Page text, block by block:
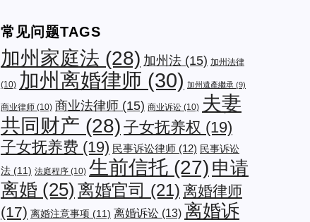
常见问题TAGS
加州家庭法 (28) 加州法 (15) 加州法律
(10) 加州离婚律师 (30) 加州遺產繼承 (9)
商业律师 (10) 商业法律师 (15) 商业诉讼 (10) 夫妻
共同财产 (28) 子女抚养权 (19)
子女抚养费 (19) 民事诉讼律师 (12) 民事诉讼
法 (11) 法庭程序 (10) 生前信托 (27) 申请
离婚 (25) 离婚官司 (21) 离婚律师
(17) 离婚注意事项 (11) 离婚诉讼 (13) 离婚诉